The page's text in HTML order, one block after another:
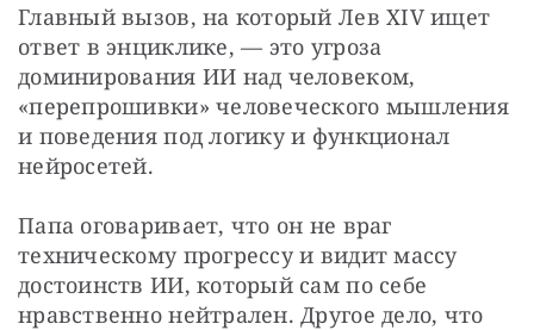
Главный вызов, на который Лев XIV ищет
ответ в энциклике, — это угроза
доминирования ИИ над человеком,
«перепрошивки» человеческого мышления
и поведения под логику и функционал
нейросетей.
Папа оговаривает, что он не враг
техническому прогрессу и видит массу
достоинств ИИ, который сам по себе
нравственно нейтрален. Другое дело, что